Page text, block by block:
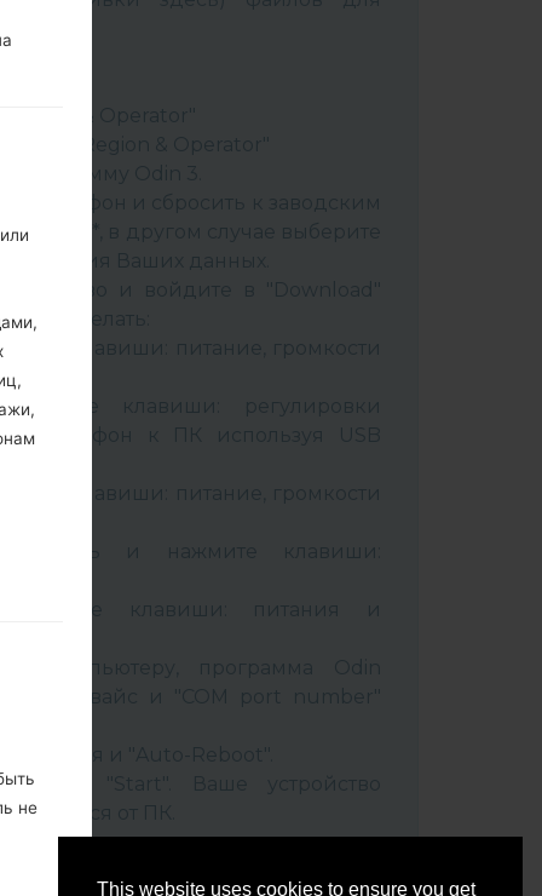
This website uses cookies to ensure you get
телефон и сбросить к заводским
_ ***, в другом случае выберите
и войдите в "Download"
это сделать:
клавиши: питание, громкости
клавиши: регулировки
телефон к ПК используя USB
клавиши: питание, громкости
кабель и нажмите клавиши:
Ваш девайс и "COM port number"
время и "Auto-Reboot".
"Start". Ваше устройство
от ПК.
не
не